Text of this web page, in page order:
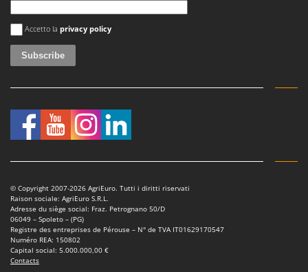
An error occurred
Accetto la privacy policy
© Copyright 2007-2026 AgriEuro. Tutti i diritti riservati
Raison sociale: AgriEuro S.R.L.
Adresse du siège social: Fraz. Petrognano 50/D
06049 – Spoleto – (PG)
Registre des entreprises de Pérouse – N° de TVA IT01629170547
Numéro REA: 150802
Capital social: 5.000.000,00 €
Contacts